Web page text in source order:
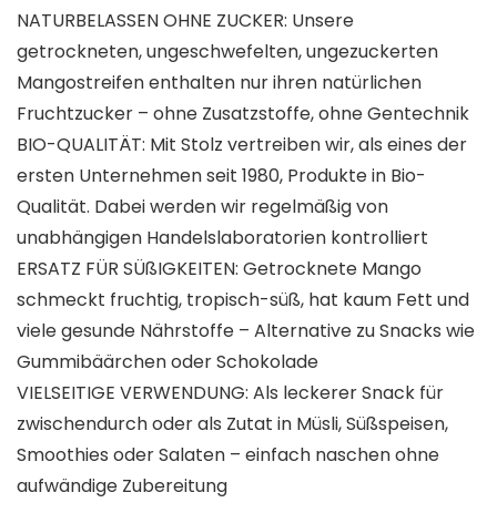
NATURBELASSEN OHNE ZUCKER: Unsere
getrockneten, ungeschwefelten, ungezuckerten
Mangostreifen enthalten nur ihren natürlichen
Fruchtzucker – ohne Zusatzstoffe, ohne Gentechnik
BIO-QUALITÄT: Mit Stolz vertreiben wir, als eines der
ersten Unternehmen seit 1980, Produkte in Bio-
Qualität. Dabei werden wir regelmäßig von
unabhängigen Handelslaboratorien kontrolliert
ERSATZ FÜR SÜßIGKEITEN: Getrocknete Mango
schmeckt fruchtig, tropisch-süß, hat kaum Fett und
viele gesunde Nährstoffe – Alternative zu Snacks wie
Gummibäärchen oder Schokolade
VIELSEITIGE VERWENDUNG: Als leckerer Snack für
zwischendurch oder als Zutat in Müsli, Süßspeisen,
Smoothies oder Salaten – einfach naschen ohne
aufwändige Zubereitung